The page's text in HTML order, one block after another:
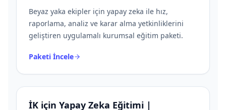
Beyaz yaka ekipler için yapay zeka ile hız,
raporlama, analiz ve karar alma yetkinliklerini
geliştiren uygulamalı kurumsal eğitim paketi.
Paketi İncele
İK için Yapay Zeka Eğitimi |